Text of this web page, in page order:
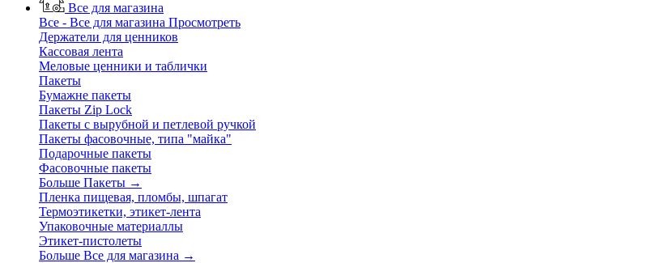
Все для магазина
Все - Все для магазина Просмотреть
Держатели для ценников
Кассовая лента
Меловые ценники и таблички
Пакеты
Бумажне пакеты
Пакеты Zip Lock
Пакеты с вырубной и петлевой ручкой
Пакеты фасовочные, типа "майка"
Подарочные пакеты
Фасовочные пакеты
Больше Пакеты →
Пленка пищевая, пломбы, шпагат
Термоэтикетки, этикет-лента
Упаковочные материаллы
Этикет-пистолеты
Больше Все для магазина →